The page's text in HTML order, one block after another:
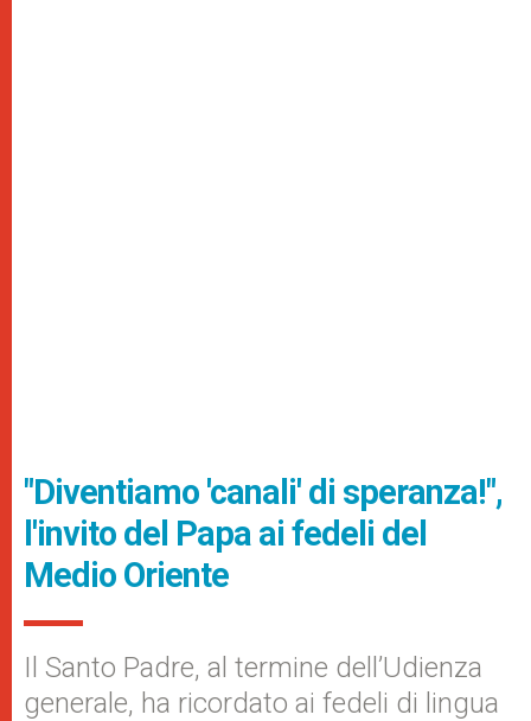
"Diventiamo 'canali' di speranza!",
l'invito del Papa ai fedeli del
Medio Oriente
Il Santo Padre, al termine dell’Udienza
generale, ha ricordato ai fedeli di lingua